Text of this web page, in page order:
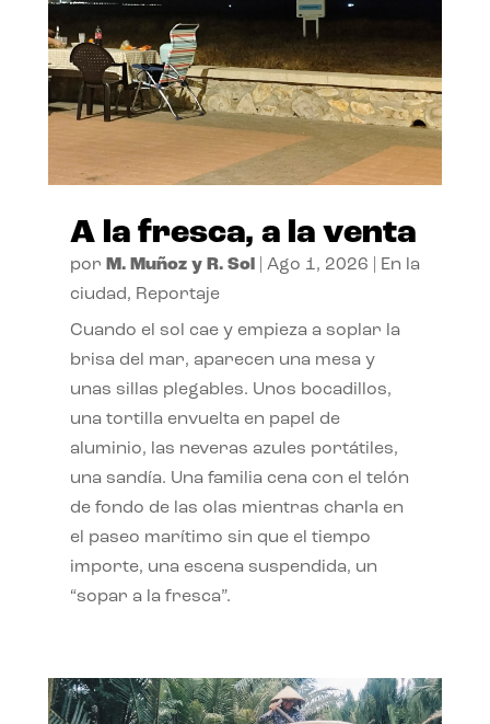
A la fresca, a la venta
por M. Muñoz y R. Sol| Ago 1, 2026
En la
ciudad, Reportaje
Cuando el sol cae y empieza a soplar la
brisa del mar, aparecen una mesa y
unas sillas plegables. Unos bocadillos,
una tortilla envuelta en papel de
aluminio, las neveras azules portátiles,
una sandía. Una familia cena con el telón
de fondo de las olas mientras charla en
el paseo marítimo sin que el tiempo
importe, una escena suspendida, un
“sopar a la fresca”.